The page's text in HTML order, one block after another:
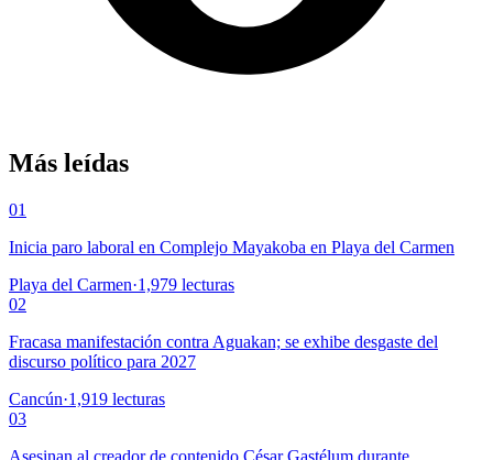
Más leídas
01
Inicia paro laboral en Complejo Mayakoba en Playa del Carmen
Playa del Carmen·1,979 lecturas
02
Fracasa manifestación contra Aguakan; se exhibe desgaste del
discurso político para 2027
Cancún·1,919 lecturas
03
Asesinan al creador de contenido César Gastélum durante